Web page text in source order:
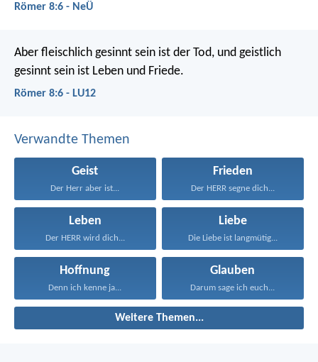
Römer 8:6 - NeÜ
Aber fleischlich gesinnt sein ist der Tod, und geistlich
gesinnt sein ist Leben und Friede.
Römer 8:6 - LU12
Verwandte Themen
Geist
Der Herr aber ist...
Frieden
Der HERR segne dich...
Leben
Der HERR wird dich...
Liebe
Die Liebe ist langmütig...
Hoffnung
Denn ich kenne ja...
Glauben
Darum sage ich euch...
Weitere Themen...